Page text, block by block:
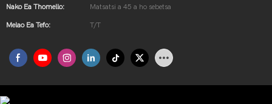
Nako Ea Thomello: Matsatsi a 45 a ho sebetsa
Melao Ea Tefo: T/T